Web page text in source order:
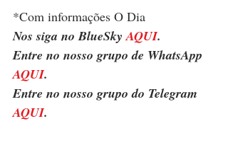
*Com informações O Dia
Nos siga no BlueSky AQUI.
Entre no nosso grupo de WhatsApp
AQUI.
Entre no nosso grupo do Telegram
AQUI.